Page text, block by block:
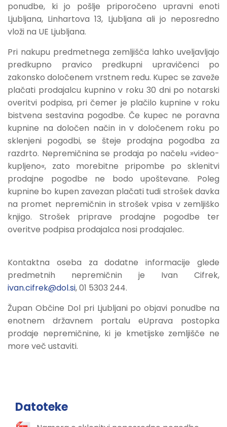
ponudbe, ki jo pošlje priporočeno upravni enoti
Ljubljana, Linhartova 13, Ljubljana ali jo neposredno
vloži na UE Ljubljana.
Pri nakupu predmetnega zemljišča lahko uveljavljajo
predkupno pravico predkupni upravičenci po
zakonsko določenem vrstnem redu. Kupec se zaveže
plačati prodajalcu kupnino v roku 30 dni po notarski
overitvi podpisa, pri čemer je plačilo kupnine v roku
bistvena sestavina pogodbe. Če kupec ne poravna
kupnine na določen način in v določenem roku po
sklenjeni pogodbi, se šteje prodajna pogodba za
razdrto. Nepremičnina se prodaja po načelu »video-
kupljeno«, zato morebitne pripombe po sklenitvi
prodajne pogodbe ne bodo upoštevane. Poleg
kupnine bo kupen zavezan plačati tudi strošek davka
na promet nepremičnin in strošek vpisa v zemljiško
knjigo. Strošek priprave prodajne pogodbe ter
overitve podpisa prodajalca nosi prodajalec.
Kontaktna oseba za dodatne informacije glede
predmetnih nepremičnin je Ivan Cifrek,
ivan.cifrek@dol.si, 01 5303 244.
Župan Občine Dol pri Ljubljani po objavi ponudbe na
enotnem državnem portalu eUprava postopka
prodaje nepremičnine, ki je kmetijske zemljišče ne
more več ustaviti.
Datoteke